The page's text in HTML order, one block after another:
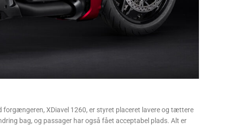
XDiavel 1260, er styret placeret lavere og tættere
bag, og passager har også fået acceptabel plads. Alt er